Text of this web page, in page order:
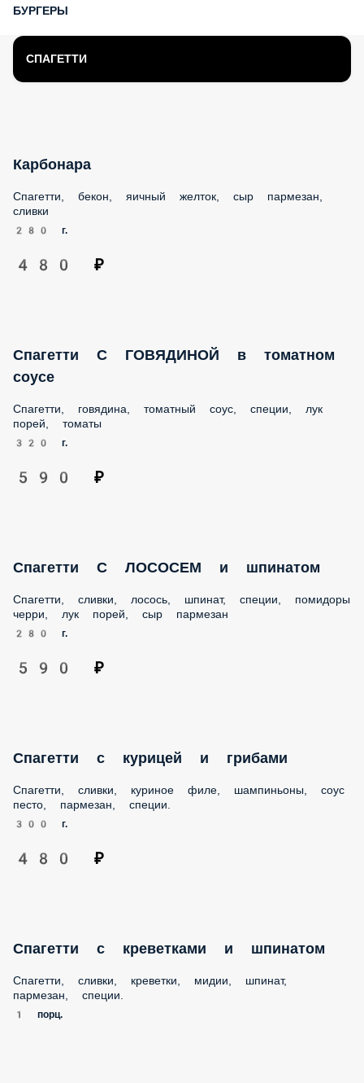
БУРГЕРЫ
СПАГЕТТИ
Карбонара
Спагетти, бекон, яичный желток, сыр пармезан, сливки
280 г.
Спагетти, говядина, томатный соус, специи, лук порей,
томаты
320 г.
590 ₽
черри, лук порей, сыр пармезан
280 г.
590 ₽
Спагетти, сливки, куриное филе, шампиньоны, соус песто,
пармезан, специи.
480 ₽
специи.
610 ₽